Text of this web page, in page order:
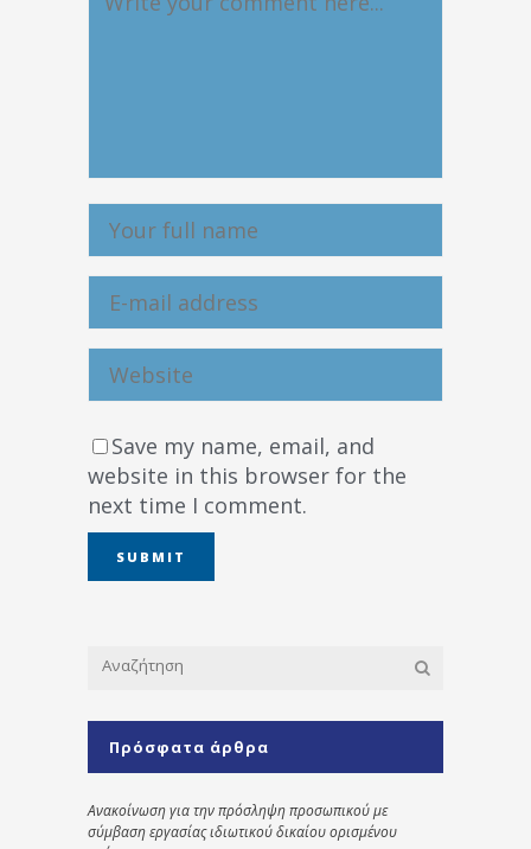
Save my name, email, and
website in this browser for the
next time I comment.
Πρόσφατα άρθρα
Ανακοίνωση για την πρόσληψη προσωπικού με
σύμβαση εργασίας ιδιωτικού δικαίου ορισμένου